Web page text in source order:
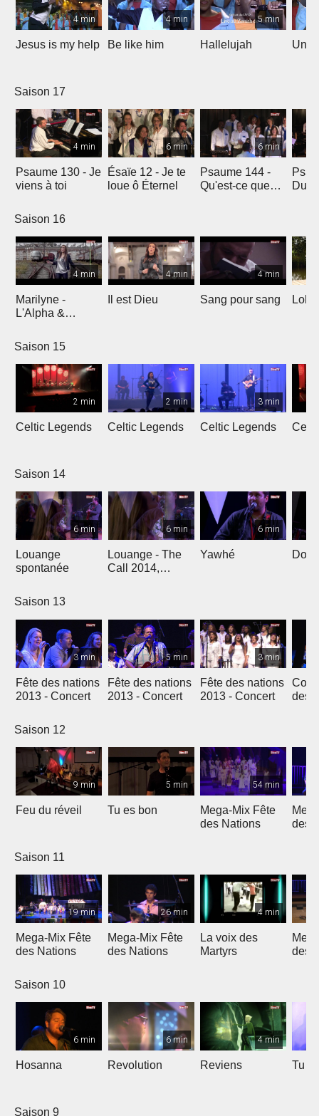
4 min
Jesus is my help
4 min
Be like him
5 min
Hallelujah Un
Saison 17
4 min
Psaume 130 - Je
viens à toi
6 min
Ésaïe 12 - Je te
loue ô Éternel
6 min
Psaume 144 -
Qu'est-ce que
Du
Saison 16
4 min
Marilyne -
L'Alpha &
4 min
Il est Dieu
4 min
Sang pour sang Lola
Saison 15
2 min
Celtic Legends
2 min
Celtic Legends
3 min
Celtic Legends
Saison 14
6 min
Louange
spontanée
6 min
Louange - The
Call 2014,
6 min
Yawhé
Saison 13
3 min
Fête des nations
2013 - Concert
5 min
Fête des nations
2013 - Concert
3 min
Fête des nations
2013 - Concert
des
Saison 12
9 min
Feu du réveil
5 min
Tu es bon
54 min
Mega-Mix Fête
des Nations
des
Saison 11
19 min
Mega-Mix Fête
des Nations
26 min
Mega-Mix Fête
des Nations
4 min
La voix des
Martyrs
des
Saison 10
6 min
Hosanna
6 min
Revolution
4 min
Reviens Tu
Saison 9